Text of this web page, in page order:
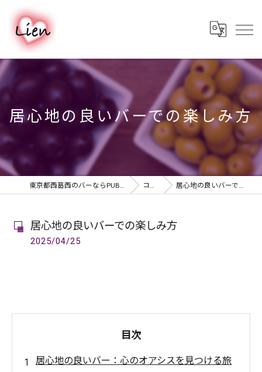
居心地の良いバーでの楽しみ方
東京都西葛西のバーならPUB & BAR Lien コラム 居心地の良いバーでの楽しみ方
居心地の良いバーでの楽しみ方
2025/04/25
目次
居心地の良いバー：心のオアシスを見つける旅